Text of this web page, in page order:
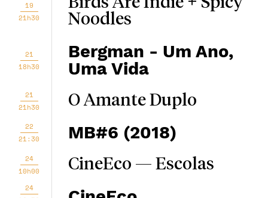
19
21h30
Noodles
21
18h30
Bergman - Um Ano,
Uma Vida
21
21h30
O Amante Duplo
22
21:30
MB#6 (2018)
24
10h00
CineEco — Escolas
24